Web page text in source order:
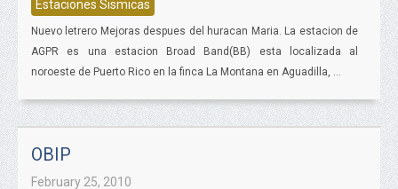
Estaciones Sismicas
Nuevo letrero Mejoras despues del huracan Maria. La estacion de
AGPR es una estacion Broad Band(BB) esta localizada al
noroeste de Puerto Rico en la finca La Montana en Aguadilla, ...
OBIP
February 25, 2010